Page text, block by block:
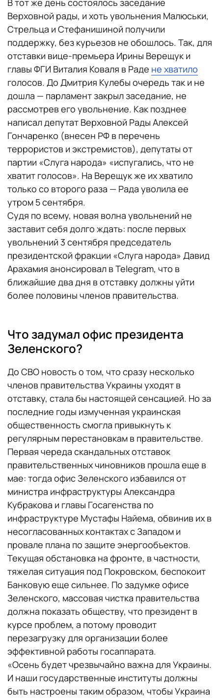
В тот же день состоялось заседание
Верховной рады, и хоть увольнения Малюськи,
Стрельца и Стефанишиной получили
поддержку, без курьезов не обошлось. Так, для
отставки вице-премьера Ирины Верещук и
главы ФГИ Виталия Коваля в Раде не хватило
голосов. До Дмитрия Кулебы очередь так и не
дошла — парламент закрыл заседание, не
рассмотрев его увольнение. Как позднее
написал депутат Верховной Рады Алексей
Гончаренко (внесен РФ в перечень
террористов и экстремистов), депутаты от
партии «Слуга народа» «испугались, что не
хватит голосов». На Верещук же их хватило
только со второго раза — Рада уволила ее
утром 5 сентября.
Судя по всему, новая волна увольнений не
заставит себя долго ждать: после первых
увольнений 3 сентября председатель
президентской фракции «Слуга народа» Давид
Арахамия анонсировал в Telegram, что в
ближайшие два дня в отставку должны уйти
более половины членов правительства.
Что задумал офис президента
Зеленского?
До СВО новость о том, что сразу несколько
членов правительства Украины уходят в
отставку, стала бы настоящей сенсацией. Но за
последние годы измученная украинская
общественность смогла привыкнуть к
регулярным перестановкам в правительстве.
Первая череда скандальных отставок
правительственных чиновников прошла еще в
мае: тогда офис Зеленского избавился от
министра инфраструктуры Александра
Кубракова и главы Госагенства по
инфраструктуре Мустафы Найема, обвинив их в
несогласованных контактах с Западом и
провале плана по защите энергообъектов.
Текущая обстановка на фронте, в частности,
тяжелая ситуация под Покровском, беспокоит
Банковую еще сильнее. По задумке офисе
Зеленского, массовая чистка правительства
должна показать обществу, что президент в
курсе проблем, а потому проводит
перезагрузку для организации более
эффективной работы госаппарата.
«Осень будет чрезвычайно важна для Украины.
И наши государственные институты должны
быть настроены таким образом, чтобы Украина